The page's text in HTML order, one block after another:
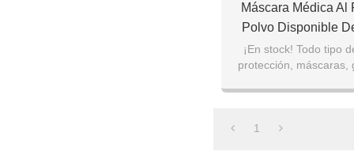
Máscara Médica Al
Polvo Disponible
N95
¡En stock! Todo tipo
protección, máscaras,
etc.
1